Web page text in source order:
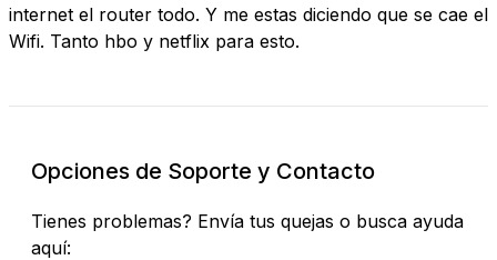
internet el router todo. Y me estas diciendo que se cae el
Wifi. Tanto hbo y netflix para esto.
Opciones de Soporte y Contacto
Tienes problemas? Envía tus quejas o busca ayuda
aquí: